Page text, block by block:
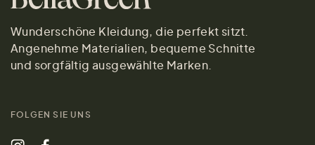
Wunderschöne Kleidung, die perfekt sitzt.
Angenehme Materialien, bequeme Schnitte
und sorgfältig ausgewählte Marken.
FOLGEN SIE UNS